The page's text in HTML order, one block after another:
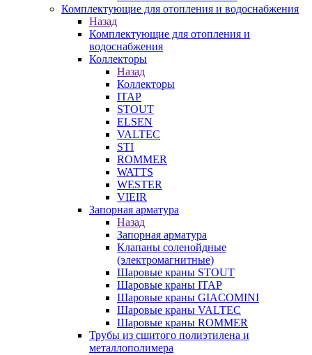
Комплектующие для отопления и водоснабжения
Назад
Комплектующие для отопления и
водоснабжения
Коллекторы
Назад
Коллекторы
ITAP
STOUT
ELSEN
VALTEC
STI
ROMMER
WATTS
WESTER
VIEIR
Запорная арматура
Назад
Запорная арматура
Клапаны соленойдные
(электромагнитные)
Шаровые краны STOUT
Шаровые краны ITAP
Шаровые краны GIACOMINI
Шаровые краны VALTEC
Шаровые краны ROMMER
Трубы из сшитого полиэтилена и
металлополимера